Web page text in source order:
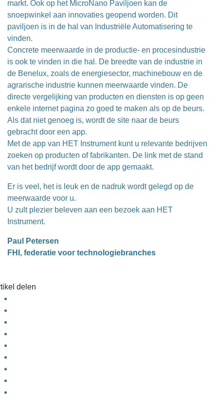
markt. Ook op het MicroNano Paviljoen kan de
snoepwinkel aan innovaties geopend worden. Dit
paviljoen is in de hal van Industriële Automatisering te
vinden.
Concrete meerwaarde in de productie- en procesindustrie
is ook te vinden in die hal. De breedte van de industrie in
de Benelux, zoals de energiesector, machinebouw en de
agrarische industrie kunnen meerwaarde vinden. De
directe vergelijking van producten en diensten is op geen
enkele internet pagina zo goed te maken als op de beurs.
Als dat niet genoeg is, wordt de site naar de beurs
gebracht door een app.
Met de app van HET Instrument kunt u relevante bedrijven
zoeken op producten of fabrikanten. De link met de stand
van het bedrijf wordt door de app gemaakt.
Er is veel, het is leuk en de nadruk wordt gelegd op de
meerwaarde voor u.
U zult plezier beleven aan een bezoek aan HET
Instrument.
Paul Petersen
FHI, federatie voor technologiebranches
delen